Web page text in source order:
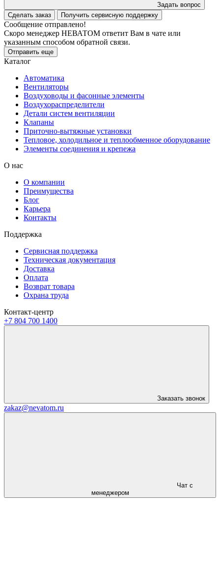
Задать вопрос
Сделать заказ
Получить сервисную поддержку
Сообщение отправлено!
Скоро менеджер НЕВАТОМ ответит Вам в чате или
указанным способом обратной связи.
Отправить еще
Каталог
Автоматика
Вентиляторы
Воздуховоды и фасонные элементы
Воздухораспределители
Детали систем вентиляции
Клапаны
Приточно-вытяжные установки
Тепловое, холодильное и теплообменное оборудование
Элементы соединения и крепежа
О нас
О компании
Преимущества
Блог
Карьера
Контакты
Поддержка
Сервисная поддержка
Техническая документация
Доставка
Оплата
Возврат товара
Охрана труда
Контакт-центр
+7 804 700 1400
Заказать звонок
zakaz@nevatom.ru
Чат с
менеджером